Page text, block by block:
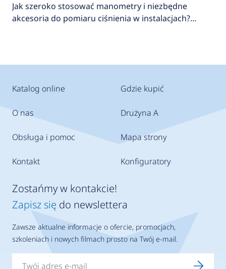
Jak szeroko stosować manometry i niezbędne
akcesoria do pomiaru ciśnienia w instalacjach?
Katalog online
O nas
Obsługa i pomoc
Kontakt
Gdzie kupić
Drużyna A
Mapa strony
Konfiguratory
Zostańmy w kontakcie!
Zapisz się do newslettera
Zawsze aktualne informacje o ofercie, promocjach,
szkoleniach i nowych filmach prosto na Twój e-mail.